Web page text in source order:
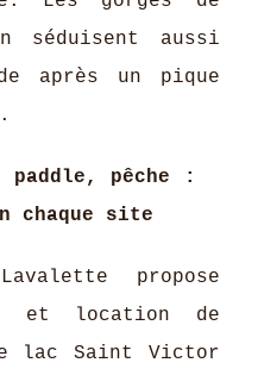
séduisent aussi
après un pique
paddle, pêche :
chaque site
propose
et location de
lac Saint Victor